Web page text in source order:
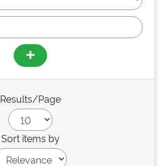
Results/Page
Sort items by